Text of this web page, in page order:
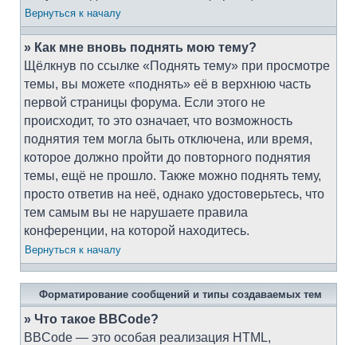
Вернуться к началу
» Как мне вновь поднять мою тему?
Щёлкнув по ссылке «Поднять тему» при просмотре
темы, вы можете «поднять» её в верхнюю часть
первой страницы форума. Если этого не
происходит, то это означает, что возможность
поднятия тем могла быть отключена, или время,
которое должно пройти до повторного поднятия
темы, ещё не прошло. Также можно поднять тему,
просто ответив на неё, однако удостоверьтесь, что
тем самым вы не нарушаете правила
конференции, на которой находитесь.
Вернуться к началу
Форматирование сообщений и типы создаваемых тем
» Что такое BBCode?
BBCode — это особая реализация HTML,